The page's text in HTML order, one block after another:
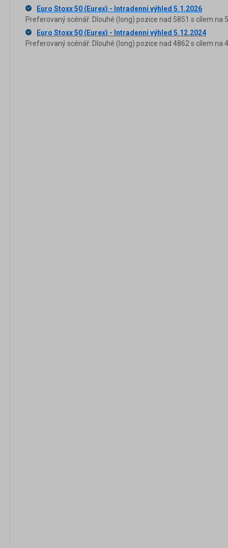
Euro Stoxx 50 (Eurex) - Intradenní výhled 5.1.2026
Preferovaný scénář: Dlouhé (long) pozice nad 5851 s cílem na
Euro Stoxx 50 (Eurex) - Intradenní výhled 5.12.2024
Preferovaný scénář: Dlouhé (long) pozice nad 4862 s cílem na